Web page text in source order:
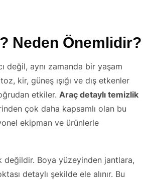
Neden Önemlidir?
değil, aynı zamanda bir yaşam
kir, güneş ışığı ve dış etkenler
etkiler. Araç detaylı temizlik
çok daha kapsamlı olan bu
ekipman ve ürünlerle
değildir. Boya yüzeyinden jantlara,
detaylı şekilde ele alınır. Bu